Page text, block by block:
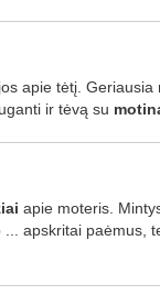
apie tėtį. Geriausia
ir tėvą su
apie moteris.
... apskritai paėmus,